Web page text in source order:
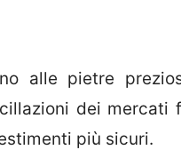
alle pietre
dei mercati
più sicuri.